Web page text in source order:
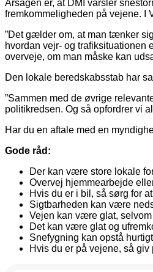
Årsagen er, at DMI varsler
fremkommeligheden på vejene. I
”Det gælder om, at man tænker
hvordan vejr- og trafiksituationen
overveje, om man måske kan
Den lokale beredskabsstab har
”Sammen med de øvrige
politikredsen. Og så opfordrer vi
Har du en aftale med en
Gode råd:
Der kan være store lokale
Overvej hjemmearbejde
Hvis du er i bil, så sørg for
Sigtbarheden kan være
Vejen kan være glat,
Det kan være glat og
Snefygning kan opstå
Hvis du er på vejene, så